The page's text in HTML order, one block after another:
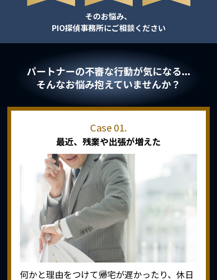
そのお悩み、
PIO探偵事務所にご相談ください
パートナーの不審な行動が気になる...
そんなお悩み抱えていませんか？
最近、 残業や出張が増えた
何かと理由をつけて帰宅が遅かったり、休日